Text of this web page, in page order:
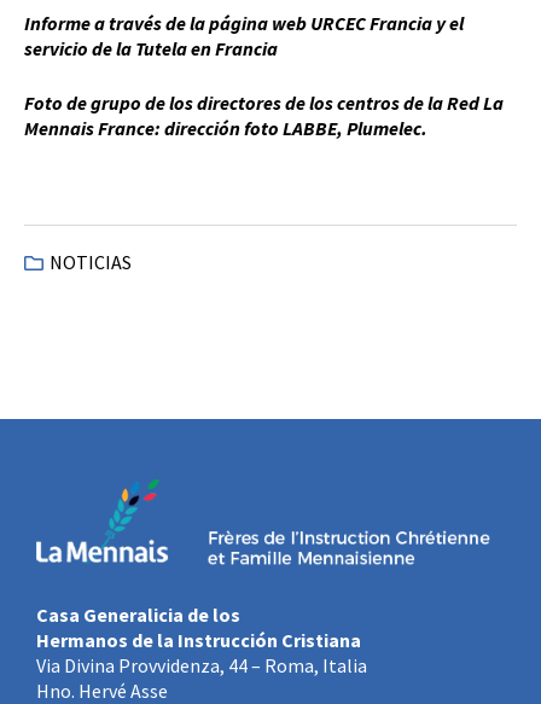
Informe a través de la página web URCEC Francia y el
servicio de la Tutela en Francia
Foto de grupo de los directores de los centros de la Red La
Mennais France: dirección foto LABBE, Plumelec.
NOTICIAS
Casa Generalicia de los
Hermanos de la Instrucción Cristiana
Via Divina Provvidenza, 44 – Roma, Italia
Hno. Hervé Asse